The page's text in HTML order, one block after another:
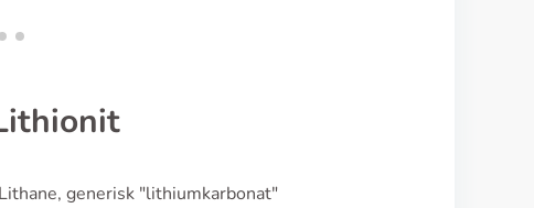
generisk "lithiumkarbonat"